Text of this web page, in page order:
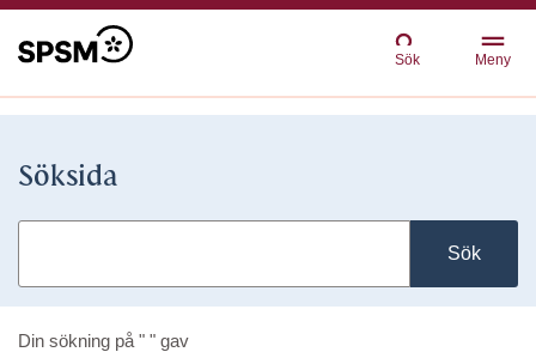
Sök Meny
Söksida
Sök
Din sökning på " " gav